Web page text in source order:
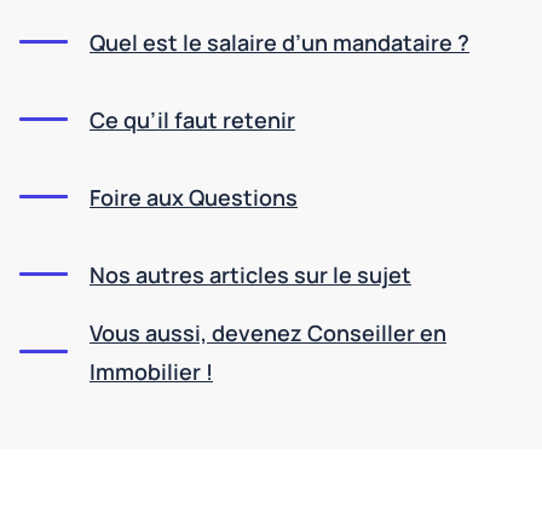
Quel est le salaire d’un mandataire ?
Ce qu’il faut retenir
Foire aux Questions
Nos autres articles sur le sujet
Vous aussi, devenez Conseiller en
Immobilier !